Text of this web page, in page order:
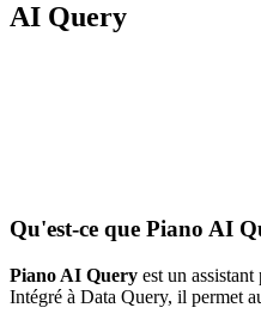
AI Query
Qu'est-ce que Piano AI
Piano AI Query est un
Intégré à Data Query, il permet